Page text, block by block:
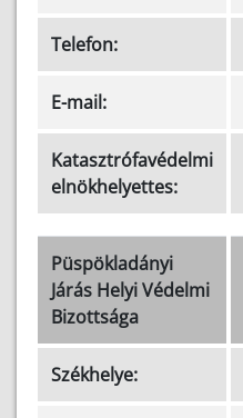
Telefon:
E-mail:
Katasztrófavédelmi
elnökhelyettes:
Püspökladányi
Járás Helyi Védelmi
Bizottsága
Székhelye: